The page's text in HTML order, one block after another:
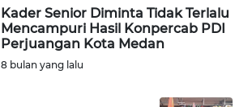
Kader Senior Diminta Tidak Terlalu
Mencampuri Hasil Konpercab PDI
Perjuangan Kota Medan
8 bulan yang lalu